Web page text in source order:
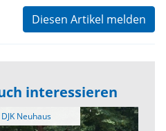
Diesen Artikel melden
interessieren
DJK Neuhaus